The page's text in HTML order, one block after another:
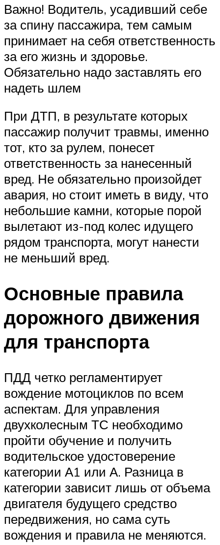
Важно! Водитель, усадивший себе
за спину пассажира, тем самым
принимает на себя ответственность
за его жизнь и здоровье.
Обязательно надо заставлять его
надеть шлем
При ДТП, в результате которых
пассажир получит травмы, именно
тот, кто за рулем, понесет
ответственность за нанесенный
вред. Не обязательно произойдет
авария, но стоит иметь в виду, что
небольшие камни, которые порой
вылетают из-под колес идущего
рядом транспорта, могут нанести
не меньший вред.
Основные правила
дорожного движения
для транспорта
ПДД четко регламентирует
вождение мотоциклов по всем
аспектам. Для управления
двухколесным ТС необходимо
пройти обучение и получить
водительское удостоверение
категории А1 или А. Разница в
категории зависит лишь от объема
двигателя будущего средство
передвижения, но сама суть
вождения и правила не меняются.